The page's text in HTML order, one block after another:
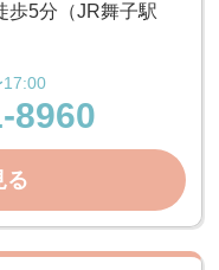
歩5分（JR舞子駅
17:00
8960
る